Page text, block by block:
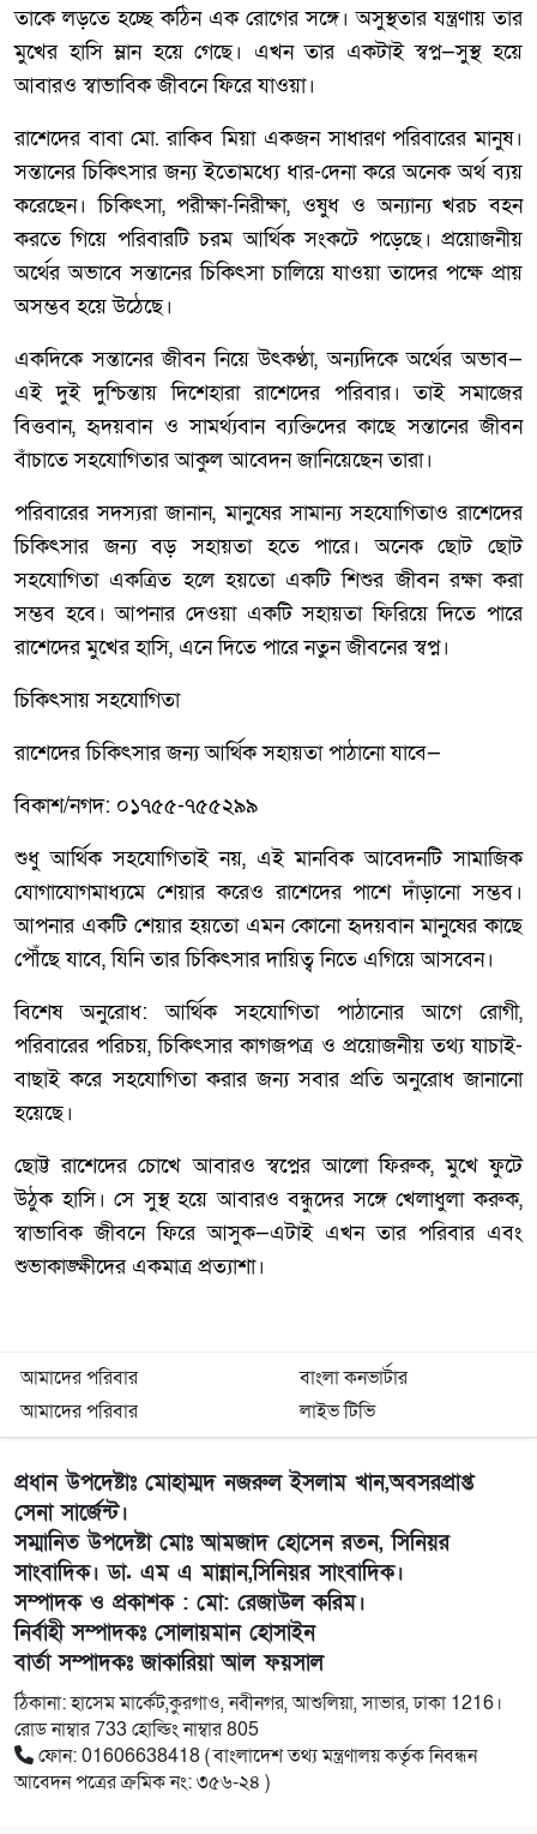
তাকে লড়তে হচ্ছে কঠিন এক রোগের সঙ্গে। অসুস্থতার যন্ত্রণায় তার
মুখের হাসি ম্লান হয়ে গেছে। এখন তার একটাই স্বপ্ন—সুস্থ হয়ে
আবারও স্বাভাবিক জীবনে ফিরে যাওয়া।
রাশেদের বাবা মো. রাকিব মিয়া একজন সাধারণ পরিবারের মানুষ।
সন্তানের চিকিৎসার জন্য ইতোমধ্যে ধার-দেনা করে অনেক অর্থ ব্যয়
করেছেন। চিকিৎসা, পরীক্ষা-নিরীক্ষা, ওষুধ ও অন্যান্য খরচ বহন
করতে গিয়ে পরিবারটি চরম আর্থিক সংকটে পড়েছে। প্রয়োজনীয়
অর্থের অভাবে সন্তানের চিকিৎসা চালিয়ে যাওয়া তাদের পক্ষে প্রায়
অসম্ভব হয়ে উঠেছে।
একদিকে সন্তানের জীবন নিয়ে উৎকণ্ঠা, অন্যদিকে অর্থের অভাব—
এই দুই দুশ্চিন্তায় দিশেহারা রাশেদের পরিবার। তাই সমাজের
বিত্তবান, হৃদয়বান ও সামর্থ্যবান ব্যক্তিদের কাছে সন্তানের জীবন
বাঁচাতে সহযোগিতার আকুল আবেদন জানিয়েছেন তারা।
পরিবারের সদস্যরা জানান, মানুষের সামান্য সহযোগিতাও রাশেদের
চিকিৎসার জন্য বড় সহায়তা হতে পারে। অনেক ছোট ছোট
সহযোগিতা একত্রিত হলে হয়তো একটি শিশুর জীবন রক্ষা করা
সম্ভব হবে। আপনার দেওয়া একটি সহায়তা ফিরিয়ে দিতে পারে
রাশেদের মুখের হাসি, এনে দিতে পারে নতুন জীবনের স্বপ্ন।
চিকিৎসায় সহযোগিতা
রাশেদের চিকিৎসার জন্য আর্থিক সহায়তা পাঠানো যাবে—
বিকাশ/নগদ: ০১৭৫৫-৭৫৫২৯৯
শুধু আর্থিক সহযোগিতাই নয়, এই মানবিক আবেদনটি সামাজিক
যোগাযোগমাধ্যমে শেয়ার করেও রাশেদের পাশে দাঁড়ানো সম্ভব।
আপনার একটি শেয়ার হয়তো এমন কোনো হৃদয়বান মানুষের কাছে
পৌঁছে যাবে, যিনি তার চিকিৎসার দায়িত্ব নিতে এগিয়ে আসবেন।
বিশেষ অনুরোধ: আর্থিক সহযোগিতা পাঠানোর আগে রোগী,
পরিবারের পরিচয়, চিকিৎসার কাগজপত্র ও প্রয়োজনীয় তথ্য যাচাই-
বাছাই করে সহযোগিতা করার জন্য সবার প্রতি অনুরোধ জানানো
হয়েছে।
ছোট্ট রাশেদের চোখে আবারও স্বপ্নের আলো ফিরুক, মুখে ফুটে
উঠুক হাসি। সে সুস্থ হয়ে আবারও বন্ধুদের সঙ্গে খেলাধুলা করুক,
স্বাভাবিক জীবনে ফিরে আসুক—এটাই এখন তার পরিবার এবং
শুভাকাঙ্ক্ষীদের একমাত্র প্রত্যাশা।
আমাদের পরিবার
বাংলা কনভার্টার
আমাদের পরিবার
লাইভ টিভি
প্রধান উপদেষ্টাঃ মোহাম্মদ নজরুল ইসলাম খান,অবসরপ্রাপ্ত
সেনা সার্জেন্ট।
সম্মানিত উপদেষ্টা মোঃ আমজাদ হোসেন রতন, সিনিয়র
সাংবাদিক। ডা. এম এ মান্নান,সিনিয়র সাংবাদিক।
সম্পাদক ও প্রকাশক : মো: রেজাউল করিম।
নির্বাহী সম্পাদকঃ সোলায়মান হোসাইন
বার্তা সম্পাদকঃ জাকারিয়া আল ফয়সাল
ঠিকানা: হাসেম মার্কেট,কুরগাও, নবীনগর, আশুলিয়া, সাভার, ঢাকা 1216।
রোড নাম্বার 733 হোল্ডিং নাম্বার 805
ফোন: 01606638418 ( বাংলাদেশ তথ্য মন্ত্রণালয় কর্তৃক নিবন্ধন
আবেদন পত্রের ক্রমিক নং: ৩৫৬-২৪ )